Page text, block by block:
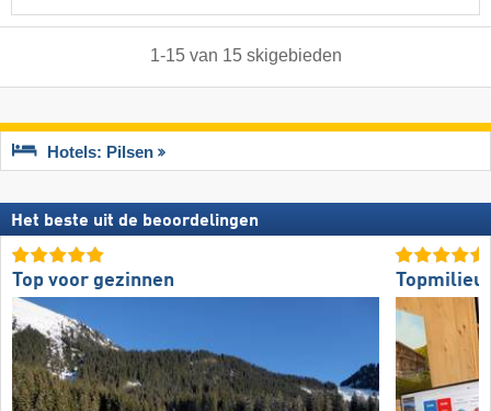
1-15van 15 skigebieden
Hotels: Pilsen
Het beste uit de beoordelingen
Top voor gezinnen